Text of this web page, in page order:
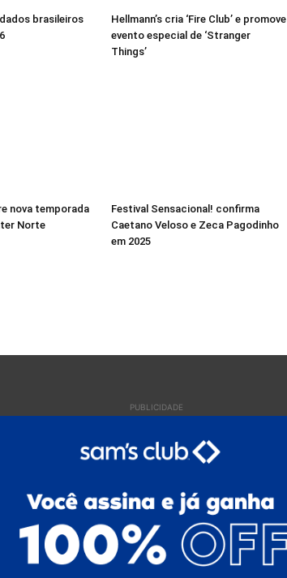
brasileiros
Hellmann’s cria ‘Fire Club’ e promove
evento especial de ‘Stranger
Things’
nova temporada
Norte
Festival Sensacional! confirma
Caetano Veloso e Zeca Pagodinho
em 2025
PUBLICIDADE